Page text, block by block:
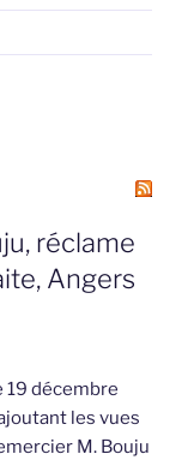
réclame
Angers
décembre
les vues
M. Bouju